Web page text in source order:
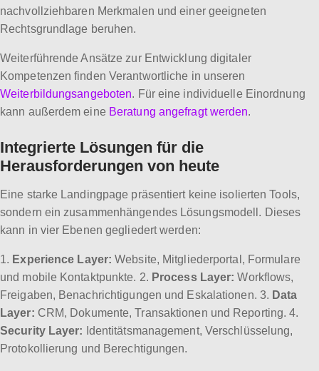
nachvollziehbaren Merkmalen und einer geeigneten
Rechtsgrundlage beruhen.
Weiterführende Ansätze zur Entwicklung digitaler
Kompetenzen finden Verantwortliche in unseren
Weiterbildungsangeboten. Für eine individuelle Einordnung
kann außerdem eine Beratung angefragt werden.
Integrierte Lösungen für die
Herausforderungen von heute
Eine starke Landingpage präsentiert keine isolierten Tools,
sondern ein zusammenhängendes Lösungsmodell. Dieses
kann in vier Ebenen gegliedert werden:
1. Experience Layer: Website, Mitgliederportal, Formulare
und mobile Kontaktpunkte. 2. Process Layer: Workflows,
Freigaben, Benachrichtigungen und Eskalationen. 3. Data
Layer: CRM, Dokumente, Transaktionen und Reporting. 4.
Security Layer: Identitätsmanagement, Verschlüsselung,
Protokollierung und Berechtigungen.